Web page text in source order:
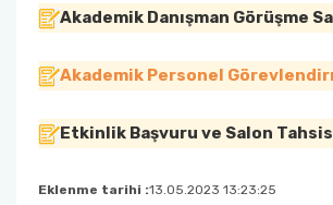
Akademik Danışman Görüşme
Akademik Personel
Etkinlik Başvuru ve Salon
Eklenme tarihi :13.05.2023 13:23:25